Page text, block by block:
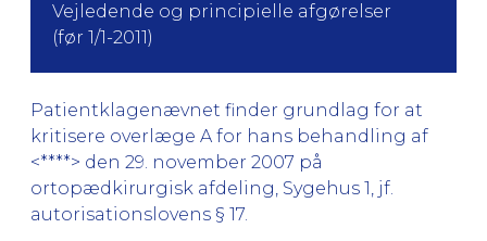
Vejledende og principielle afgørelser
(før 1/1-2011)
Patientklagenævnet finder grundlag for at
kritisere overlæge A for hans behandling af
<****> den 29. november 2007 på
ortopædkirurgisk afdeling, Sygehus 1, jf.
autorisationslovens § 17.